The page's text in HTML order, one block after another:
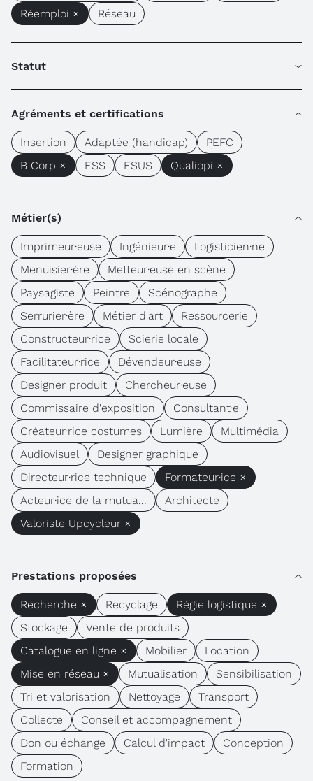
Réemploi ×
Réseau
Statut
Agréments et certifications
Insertion Adaptée (handicap)
PEFC
B Corp ×
ESS ESUS Qualiopi ×
Métier(s)
Imprimeur·euse Ingénieur·e
Logisticien·ne
Menuisier·ère
Metteur·euse en scène
Paysagiste
Peintre
Scénographe
Serrurier·ère
Métier d'art
Ressourcerie
Constructeur·rice
Scierie locale
Facilitateur·rice
Dévendeur·euse
Designer produit
Chercheur·euse
Commissaire d'exposition
Consultant·e
Créateur·rice costumes
Lumière
Multimédia
Audiovisuel
Designer graphique
Directeur·rice technique
Formateur·ice ×
Acteur·ice de la mutua...
Architecte
Valoriste Upcycleur ×
Prestations proposées
Recherche × Recyclage
Régie logistique ×
Stockage
Vente de produits
Catalogue en ligne ×
Mobilier
Location
Mise en réseau ×
Mutualisation
Sensibilisation
Tri et valorisation
Nettoyage
Transport
Collecte
Conseil et accompagnement
Don ou échange
Calcul d'impact
Conception
Formation